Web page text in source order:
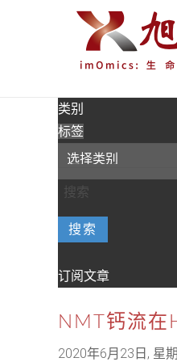
类别
标签
搜索
订阅文章
NMT钙流在
2020年6月23日, 星